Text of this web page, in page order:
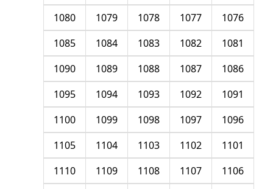
1076
1077
1078
1079
1080
1081
1082
1083
1084
1085
1086
1087
1088
1089
1090
1091
1092
1093
1094
1095
1096
1097
1098
1099
1100
1101
1102
1103
1104
1105
1106
1107
1108
1109
1110